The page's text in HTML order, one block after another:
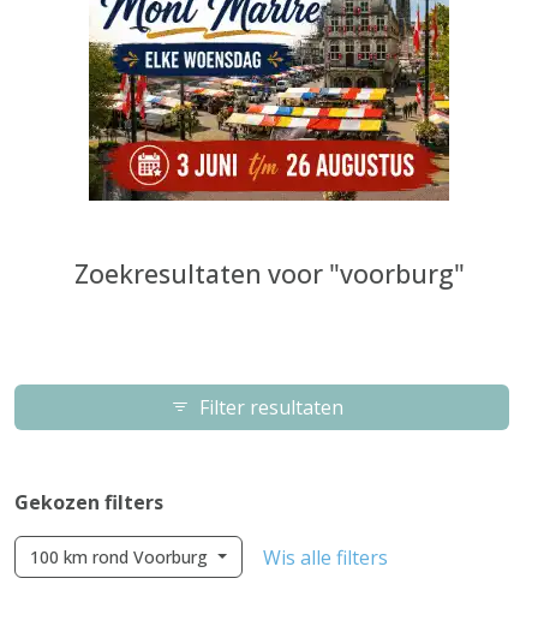
Zoekresultaten voor "voorburg"
Filter resultaten
Gekozen filters
100 km rond Voorburg Wis alle filters